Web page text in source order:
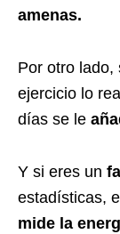
amenas.
Por otro lado,
ejercicio lo
días se le
Y si eres un
estadísticas,
mide la